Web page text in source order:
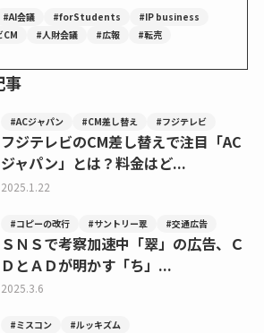
#AI会議 #forStudents
#IP business
CM
#人財会議 #広報 #転売
事
#ACジャパン #CM差し替え #フジテレビ
フジテレビのCM差し替えで注目「AC
ジャパン」とは？料金はど...
2025.1.22
#コピーの改行 #サントリー翠 #交通広告
ＳＮＳで考察加速中「翠」の広告、Ｃ
ＤとＡＤが明かす「ち」...
2025.3.6
#ミスコン #ルッキズム